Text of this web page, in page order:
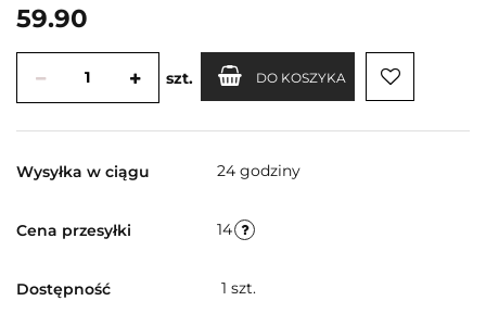
59.90
szt. DO KOSZYKA
Wysyłka w ciągu 24 godziny
Cena przesyłki 14
Dostępność 1 szt.